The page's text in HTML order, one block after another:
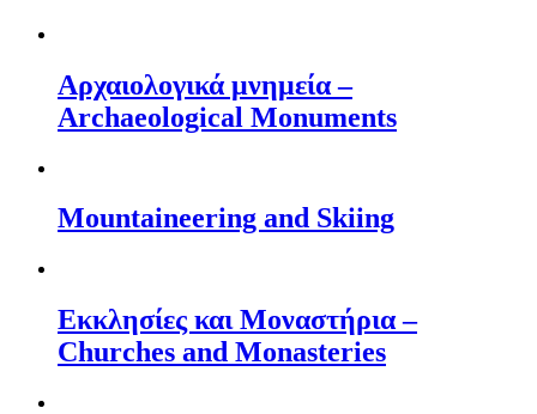
Αρχαιολογικά μνημεία –
Archaeological Monuments
Mountaineering and Skiing
Εκκλησίες και Μοναστήρια –
Churches and Monasteries